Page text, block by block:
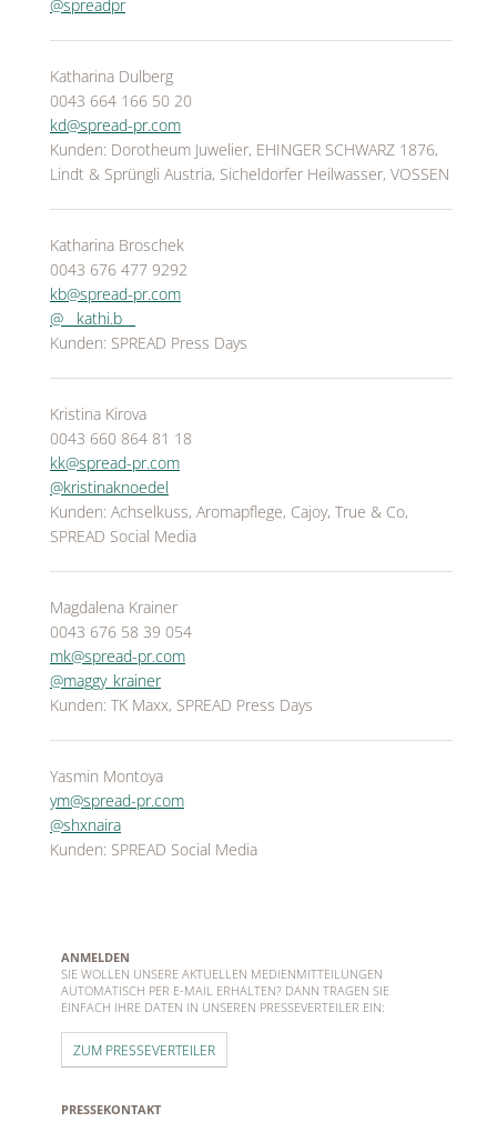
@spreadpr
Katharina Dulberg
0043 664 166 50 20
kd@spread-pr.com
Kunden: Dorotheum Juwelier, EHINGER SCHWARZ 1876,
Lindt & Sprüngli Austria, Sicheldorfer Heilwasser, VOSSEN
Katharina Broschek
0043 676 477 9292
kb@spread-pr.com
@__kathi.b__
Kunden: SPREAD Press Days
Kristina Kirova
0043 660 864 81 18
kk@spread-pr.com
@kristinaknoedel
Kunden: Achselkuss, Aromapflege, Cajoy, True & Co,
SPREAD Social Media
Magdalena Krainer
0043 676 58 39 054
mk@spread-pr.com
@maggy_krainer
Kunden: TK Maxx, SPREAD Press Days
Yasmin Montoya
ym@spread-pr.com
@shxnaira
Kunden: SPREAD Social Media
ANMELDEN
SIE WOLLEN UNSERE AKTUELLEN MEDIENMITTEILUNGEN
AUTOMATISCH PER E-MAIL ERHALTEN? DANN TRAGEN SIE
EINFACH IHRE DATEN IN UNSEREN PRESSEVERTEILER EIN:
ZUM PRESSEVERTEILER
PRESSEKONTAKT